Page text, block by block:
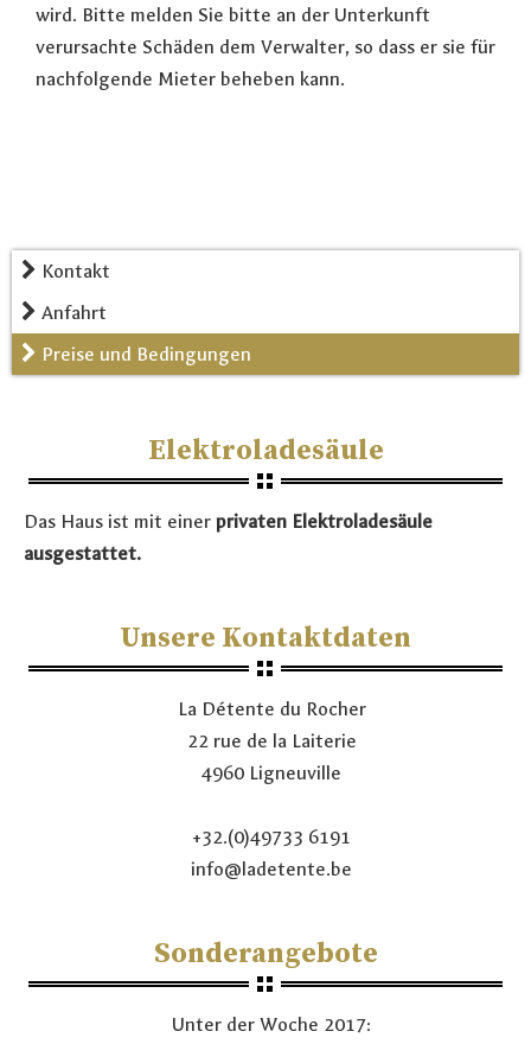
wird. Bitte melden Sie bitte an der Unterkunft
verursachte Schäden dem Verwalter, so dass er sie für
nachfolgende Mieter beheben kann.
Kontakt
Anfahrt
Preise und Bedingungen
Elektroladesäule
Das Haus ist mit einer privaten Elektroladesäule
ausgestattet.
Unsere Kontaktdaten
La Détente du Rocher
22 rue de la Laiterie
4960 Ligneuville
+32.(0)49733 6191
info@ladetente.be
Sonderangebote
Unter der Woche 2017: